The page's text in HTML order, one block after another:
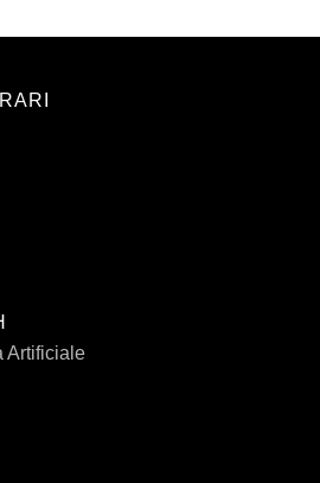
Artificiale